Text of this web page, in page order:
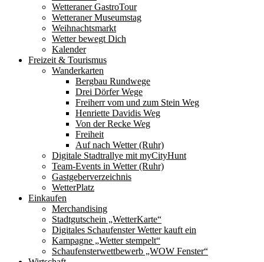
Wetteraner GastroTour
Wetteraner Museumstag
Weihnachtsmarkt
Wetter bewegt Dich
Kalender
Freizeit & Tourismus
Wanderkarten
Bergbau Rundwege
Drei Dörfer Wege
Freiherr vom und zum Stein Weg
Henriette Davidis Weg
Von der Recke Weg
Freiheit
Auf nach Wetter (Ruhr)
Digitale Stadtrallye mit myCityHunt
Team-Events in Wetter (Ruhr)
Gastgeberverzeichnis
WetterPlatz
Einkaufen
Merchandising
Stadtgutschein „WetterKarte“
Digitales Schaufenster Wetter kauft ein
Kampagne „Wetter stempelt“
Schaufensterwettbewerb „WOW Fenster“